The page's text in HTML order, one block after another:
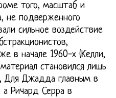
того, масштаб и
не подверженного
сильное воздействие
в начале 1960-х (Келли,
становился лишь
Для Джадда главным в
Ричард Серра в